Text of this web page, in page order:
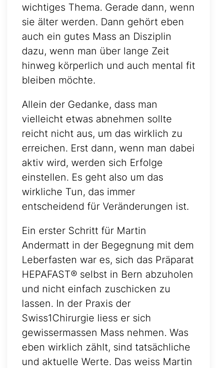
wichtiges Thema. Gerade dann, wenn
sie älter werden. Dann gehört eben
auch ein gutes Mass an Disziplin
dazu, wenn man über lange Zeit
hinweg körperlich und auch mental fit
bleiben möchte.
Allein der Gedanke, dass man
vielleicht etwas abnehmen sollte
reicht nicht aus, um das wirklich zu
erreichen. Erst dann, wenn man dabei
aktiv wird, werden sich Erfolge
einstellen. Es geht also um das
wirkliche Tun, das immer
entscheidend für Veränderungen ist.
Ein erster Schritt für Martin
Andermatt in der Begegnung mit dem
Leberfasten war es, sich das Präparat
HEPAFAST® selbst in Bern abzuholen
und nicht einfach zuschicken zu
lassen. In der Praxis der
Swiss1Chirurgie liess er sich
gewissermassen Mass nehmen. Was
eben wirklich zählt, sind tatsächliche
und aktuelle Werte. Das weiss Martin